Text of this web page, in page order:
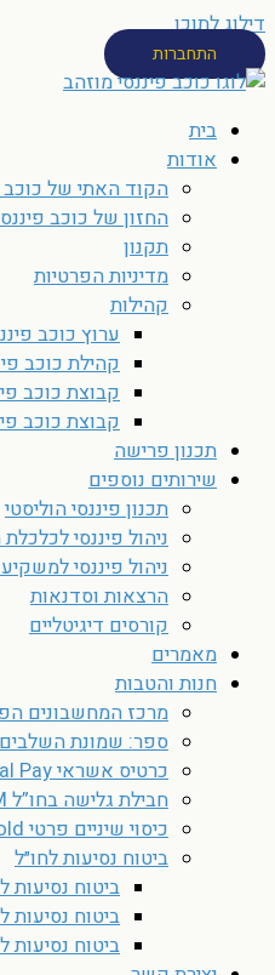
דילוג לתוכן
התחברות
בית
אודות
הקוד האתי של כוכב
החזון של כוכב
תקנון
מדיניות הפרטיות
קהילות
ערוץ כוכב
קהילת כוכב
קבוצת כוכב
קבוצת כוכב
תכנון פרישה
שירותים נוספים
תכנון פיננסי הוליסטי
ניהול פיננסי
ניהול פיננסי
הרצאות וסדנאות
קורסים דיגיטליים
מאמרים
חנות והטבות
מרכז המחשבונים
ספר: שמונת
כרטיס אשראי Clal Pay ללא דמי כרטיס
חבילת גלישה בחו”ל ESIM
כיסוי שיניים פרטי MyDoctor Gold
ביטוח נסיעות לחו״ל
ביטוח
ביטוח נסיעות
ביטוח נסיעות